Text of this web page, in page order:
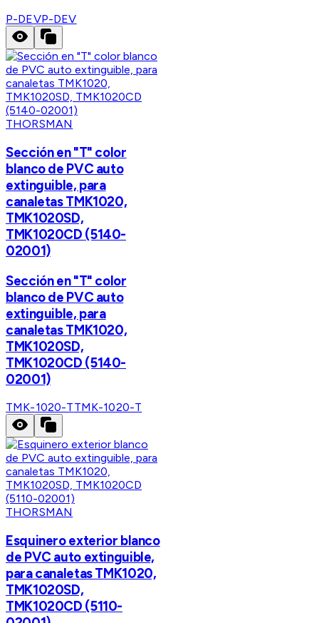
P-DEVP-DEV
THORSMAN
Sección en "T" color
blanco de PVC auto
extinguible, para
canaletas TMK1020,
TMK1020SD,
TMK1020CD (5140-
02001)
Sección en "T" color
blanco de PVC auto
extinguible, para
canaletas TMK1020,
TMK1020SD,
TMK1020CD (5140-
02001)
TMK-1020-TTMK-1020-T
THORSMAN
Esquinero exterior blanco
de PVC auto extinguible,
para canaletas TMK1020,
TMK1020SD,
TMK1020CD (5110-